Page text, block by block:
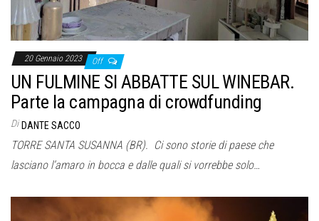
20 Gennaio 2023 Off
UN FULMINE SI ABBATTE SUL WINEBAR.
Parte la campagna di crowdfunding
Di DANTE SACCO
TORRE SANTA SUSANNA (BR). Ci sono storie di paese che
lasciano l’amaro in bocca e dalle quali si vorrebbe solo…